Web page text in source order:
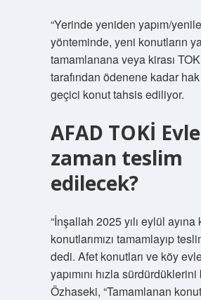
“Yerinde yeniden yapım/
yönteminde, yeni konutların
tamamlanana veya kirası
tarafından ödenene kadar
geçici konut tahsis ediliyor.
AFAD TOKİ
zaman teslim
edilecek?
“İnşallah 2025 yılı eylül
konutlarımızı tamamlayıp
dedi. Afet konutları ve köy
yapımını hızla
Özhaseki, “Tamamlanan